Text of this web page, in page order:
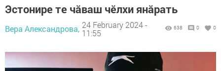
Эстонире те чăваш чĕлхи янăрать
Вера Александрова, 24 February 2024 -
11:55
638 0 0